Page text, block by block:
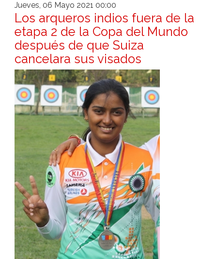
Jueves, 06 Mayo 2021 00:00
Los arqueros indios fuera de la
etapa 2 de la Copa del Mundo
después de que Suiza
cancelara sus visados